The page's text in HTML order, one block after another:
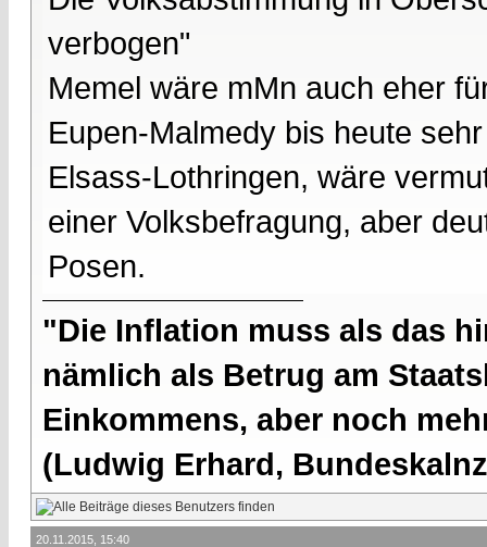
verbogen"
Memel wäre mMn auch eher
Eupen-Malmedy bis heute
Elsass-Lothringen, wäre
einer Volksbefragung, aber
Posen.
"Die Inflation muss als das
nämlich als Betrug am
Einkommens, aber noch
(Ludwig Erhard,
20.11.2015, 15:40